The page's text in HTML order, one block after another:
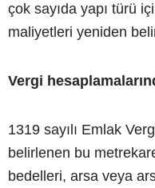
çok sayıda yapı türü
maliyetleri yeniden
Vergi
1319 sayılı Emlak
belirlenen bu
bedelleri, arsa veya